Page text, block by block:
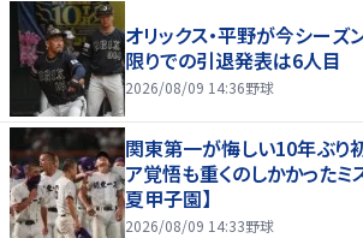
オリックス・平野が今シー
限りでの引退発表は6人目
2026/08/09 14:36野球
関東第一が悔しい10年ぶ
ア覚悟も重くのしかかったミ
夏甲子園】
2026/08/09 14:33野球